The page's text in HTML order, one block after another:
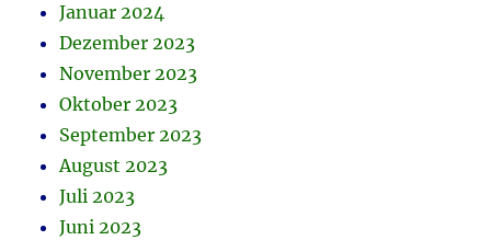
Januar 2024
Dezember 2023
November 2023
Oktober 2023
September 2023
August 2023
Juli 2023
Juni 2023